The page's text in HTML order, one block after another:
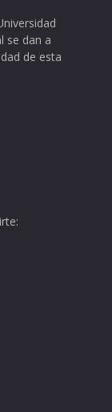
se dan a
de esta